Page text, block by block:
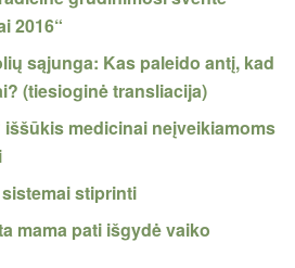
2016“
sąjunga: Kas paleido antį, kad
(tiesioginė transliacija)
iššūkis medicinai neįveikiamoms
stiprinti
mama pati išgydė vaiko